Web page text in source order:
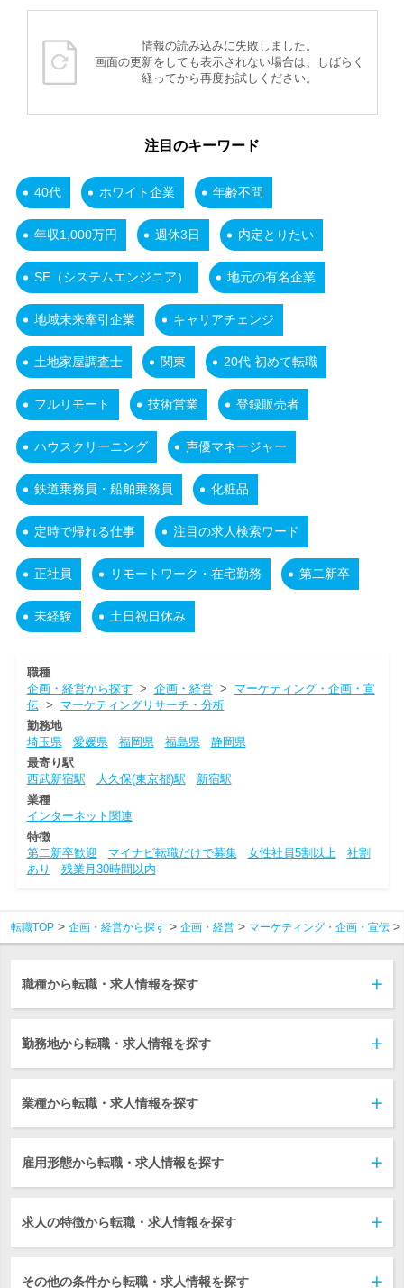
情報の読み込みに失敗しました。
画面の更新をしても表示されない場合は、しばらく
経ってから再度お試しください。
注目のキーワード
40代 ホワイト企業 年齢不問
年収1,000万円 週休3日 内定とりたい
SE（システムエンジニア） 地元の有名企業
地域未来牽引企業 キャリアチェンジ
土地家屋調査士 関東 20代 初めて転職
フルリモート 技術営業 登録販売者
ハウスクリーニング 声優マネージャー
鉄道乗務員・船舶乗務員 化粧品
定時で帰れる仕事 注目の求人検索ワード
正社員 リモートワーク・在宅勤務 第二新卒
未経験 土日祝日休み
職種
企画・経営から探す > 企画・経営> マーケティング・企画・宣
伝> マーケティングリサーチ・分析
勤務地
埼玉県
愛媛県 福岡県 福島県
静岡県
最寄り駅
西武新宿駅
大久保(東京都)駅
新宿駅
業種
インターネット関連
特徴
第二新卒歓迎
マイナビ転職だけで募集 女性社員5割以上
社割
あり
残業月30時間以内
転職TOP 企画・経営から探す 企画・経営 マーケティング・企画・宣伝
職種から転職・求人情報を探す
勤務地から転職・求人情報を探す
業種から転職・求人情報を探す
雇用形態から転職・求人情報を探す
求人の特徴から転職・求人情報を探す
その他の条件から転職・求人情報を探す